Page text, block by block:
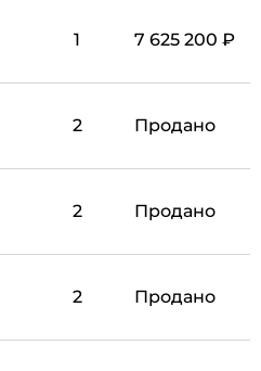
1 7 625 200 ₽
2 Продано
2 Продано
2 Продано